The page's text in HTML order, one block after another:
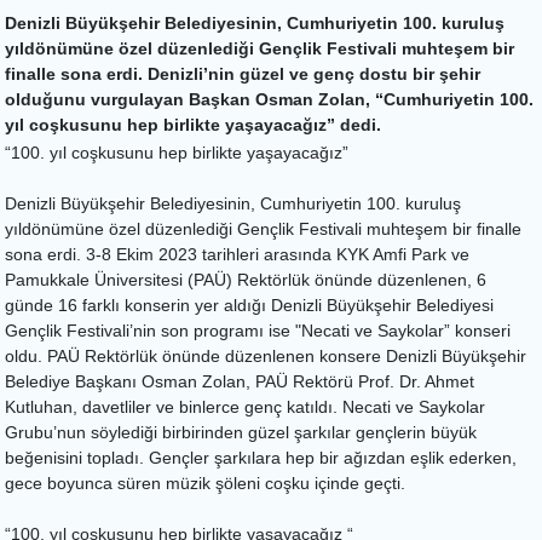
Denizli Büyükşehir Belediyesinin, Cumhuriyetin 100. kuruluş
yıldönümüne özel düzenlediği Gençlik Festivali muhteşem bir
finalle sona erdi. Denizli’nin güzel ve genç dostu bir şehir
olduğunu vurgulayan Başkan Osman Zolan, “Cumhuriyetin 100.
yıl coşkusunu hep birlikte yaşayacağız” dedi.
“100. yıl coşkusunu hep birlikte yaşayacağız”
Denizli Büyükşehir Belediyesinin, Cumhuriyetin 100. kuruluş
yıldönümüne özel düzenlediği Gençlik Festivali muhteşem bir finalle
sona erdi. 3-8 Ekim 2023 tarihleri arasında KYK Amfi Park ve
Pamukkale Üniversitesi (PAÜ) Rektörlük önünde düzenlenen, 6
günde 16 farklı konserin yer aldığı Denizli Büyükşehir Belediyesi
Gençlik Festivali’nin son programı ise "Necati ve Saykolar” konseri
oldu. PAÜ Rektörlük önünde düzenlenen konsere Denizli Büyükşehir
Belediye Başkanı Osman Zolan, PAÜ Rektörü Prof. Dr. Ahmet
Kutluhan, davetliler ve binlerce genç katıldı. Necati ve Saykolar
Grubu’nun söylediği birbirinden güzel şarkılar gençlerin büyük
beğenisini topladı. Gençler şarkılara hep bir ağızdan eşlik ederken,
gece boyunca süren müzik şöleni coşku içinde geçti.
“100. yıl coşkusunu hep birlikte yaşayacağız “